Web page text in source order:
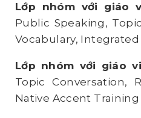
Lớp nhóm với giáo
Public Speaking,
Vocabulary, Integrated
Lớp nhóm với giáo
Topic Conversation,
Native Accent Training